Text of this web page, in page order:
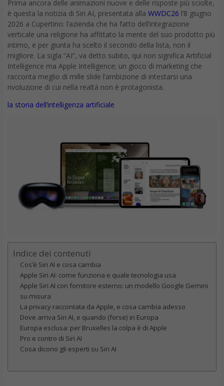
Prima ancora delle animazioni nuove e delle risposte più sciolte,
è questa la notizia di Siri AI, presentata alla WWDC26 l’8 giugno
2026 a Cupertino: l’azienda che ha fatto dell’integrazione
verticale una religione ha affittato la mente del suo prodotto più
intimo, e per giunta ha scelto il secondo della lista, non il
migliore. La sigla “AI”, va detto subito, qui non significa Artificial
Intelligence ma Apple Intelligence; un gioco di marketing che
racconta meglio di mille slide l’ambizione di intestarsi una
rivoluzione di cui nella realtà non è protagonista.
la storia dell’intelligenza artificiale
Indice dei contenuti
Cos’è Siri AI e cosa cambia
Apple Siri AI: come funziona e quale tecnologia usa
Apple Siri AI con fornitore esterno: un modello Google Gemini
su misura
La privacy raccontata da Apple, e cosa cambia adesso
Dove arriva Siri AI, e quando (forse) in Europa
Europa esclusa: per Bruxelles la colpa è di Apple
Pro e contro di Siri AI
Cosa dicono gli esperti su Siri AI